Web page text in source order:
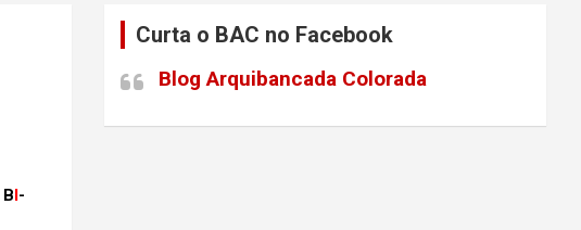
BI-
Curta o BAC no Facebook
Blog Arquibancada Colorada